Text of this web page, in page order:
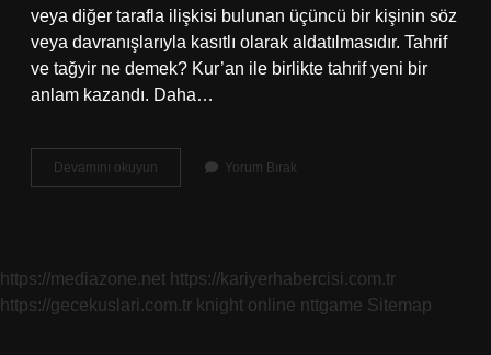
veya diğer tarafla ilişkisi bulunan üçüncü bir kişinin söz
veya davranışlarıyla kasıtlı olarak aldatılmasıdır. Tahrif
ve tağyir ne demek? Kur’an ile birlikte tahrif yeni bir
anlam kazandı. Daha…
Devamını okuyun
Ve
Yorum Bırak
https://mediazone.net https://kariyerhabercisi.com.tr
https://gecekuslari.com.tr knight online nttgame Sitemap